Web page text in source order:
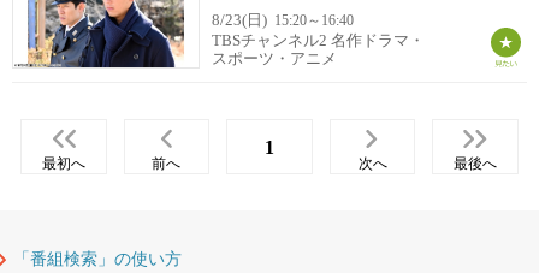
8/23(日) 15:20～16:40
TBSチャンネル2 名作ドラマ・
スポーツ・アニメ
最初へ 前へ
1
次へ 最後へ
「番組検索」の使い方